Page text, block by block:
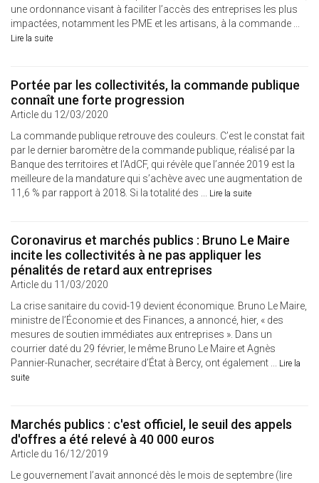
une ordonnance visant à faciliter l’accès des entreprises les plus
impactées, notamment les PME et les artisans, à la commande ...
Lire la suite
Portée par les collectivités, la commande publique
connaît une forte progression
Article du 12/03/2020
La commande publique retrouve des couleurs. C’est le constat fait
par le dernier baromètre de la commande publique, réalisé par la
Banque des territoires et l’AdCF, qui révèle que l’année 2019 est la
meilleure de la mandature qui s’achève avec une augmentation de
11,6 % par rapport à 2018. Si la totalité des ... Lire la suite
Coronavirus et marchés publics : Bruno Le Maire
incite les collectivités à ne pas appliquer les
pénalités de retard aux entreprises
Article du 11/03/2020
La crise sanitaire du covid-19 devient économique. Bruno Le Maire,
ministre de l’Économie et des Finances, a annoncé, hier, « des
mesures de soutien immédiates aux entreprises ». Dans un
courrier daté du 29 février, le même Bruno Le Maire et Agnès
Pannier-Runacher, secrétaire d’État à Bercy, ont également ... Lire la
suite
Marchés publics : c'est officiel, le seuil des appels
d'offres a été relevé à 40 000 euros
Article du 16/12/2019
Le gouvernement l’avait annoncé dès le mois de septembre (lire